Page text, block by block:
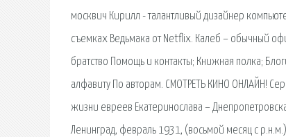
москвич Кирилл - талантливый дизайнер
съемках Ведьмака от Netflix. Калеб – обычный
братство Помощь и контакты; Книжная полка;
алфавиту По авторам. СМОТРЕТЬ КИНО ОНЛАЙН!
жизни евреев Екатеринослава –
Ленинград, февраль 1931, (восьмой месяц с